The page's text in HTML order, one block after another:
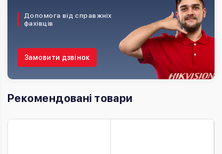
Допомога від справжніх
фахівців
Замовити дзвінок
Рекомендовані товари